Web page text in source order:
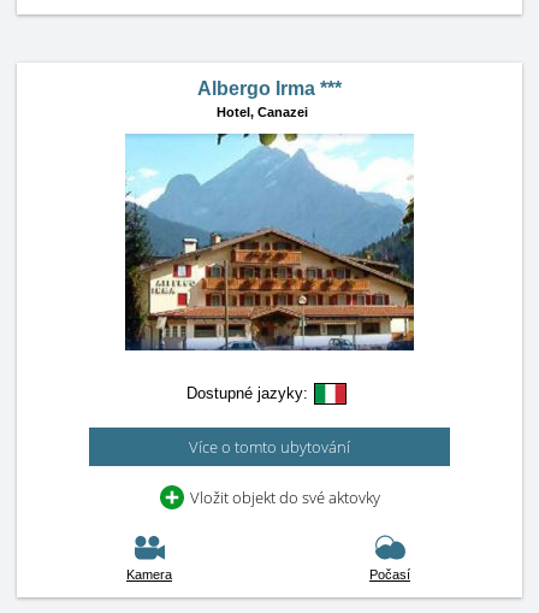
Albergo Irma ***
Hotel, Canazei
Dostupné jazyky:
Více o tomto ubytování
Vložit objekt do své aktovky
Kamera Počasí